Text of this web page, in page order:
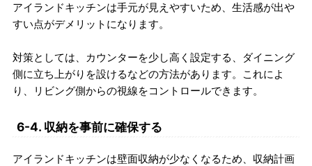
アイランドキッチンは手元が見えやすいため、生活感が出や
すい点がデメリットになります。
対策としては、カウンターを少し高く設定する、ダイニング
側に立ち上がりを設けるなどの方法があります。これによ
り、リビング側からの視線をコントロールできます。
6-4. 収納を事前に確保する
アイランドキッチンは壁面収納が少なくなるため、収納計画